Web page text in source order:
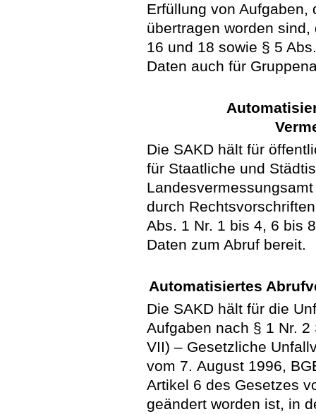
Erfüllung von
übertragen worden
16 und 18 sowie § 5
Daten auch für
Die SAKD hält für
für Staatliche und
durch
Abs. 1 Nr. 1 bis 4, 6 bis
Daten zum Abruf bereit.
Automatisiertes
Die SAKD hält für die
Aufgaben nach § 1 Nr.
VII) – Gesetzliche
vom 7. August 1996,
Artikel 6 des Gesetzes
geändert worden ist, in